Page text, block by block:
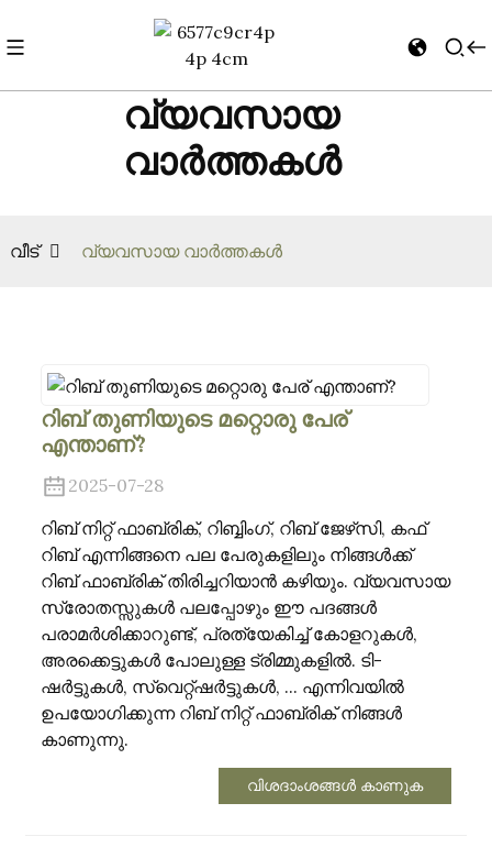
വ്യവസായ
വാർത്തകൾ
വീട് വ്യവസായ വാർത്തകൾ
റിബ് തുണിയുടെ മറ്റൊരു പേര്
എന്താണ്?
2025-07-28
റിബ് നിറ്റ് ഫാബ്രിക്, റിബ്ബിംഗ്, റിബ് ജേഴ്‌സി, കഫ്
റിബ് എന്നിങ്ങനെ പല പേരുകളിലും നിങ്ങൾക്ക്
റിബ് ഫാബ്രിക് തിരിച്ചറിയാൻ കഴിയും. വ്യവസായ
സ്രോതസ്സുകൾ പലപ്പോഴും ഈ പദങ്ങൾ
പരാമർശിക്കാറുണ്ട്, പ്രത്യേകിച്ച് കോളറുകൾ,
അരക്കെട്ടുകൾ പോലുള്ള ട്രിമ്മുകളിൽ. ടി-
ഷർട്ടുകൾ, സ്വെറ്റ്‌ഷർട്ടുകൾ, ... എന്നിവയിൽ
ഉപയോഗിക്കുന്ന റിബ് നിറ്റ് ഫാബ്രിക് നിങ്ങൾ
കാണുന്നു.
വിശദാംശങ്ങൾ കാണുക